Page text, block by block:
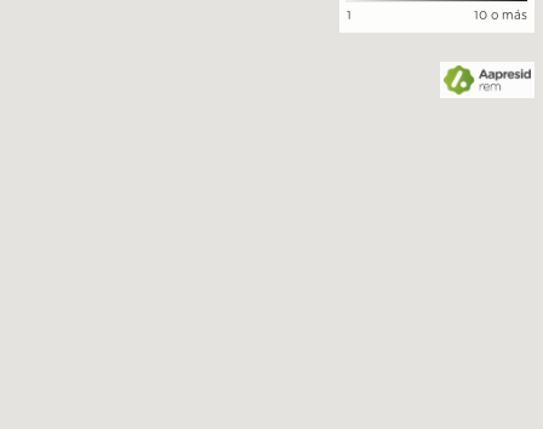
1 10 o más